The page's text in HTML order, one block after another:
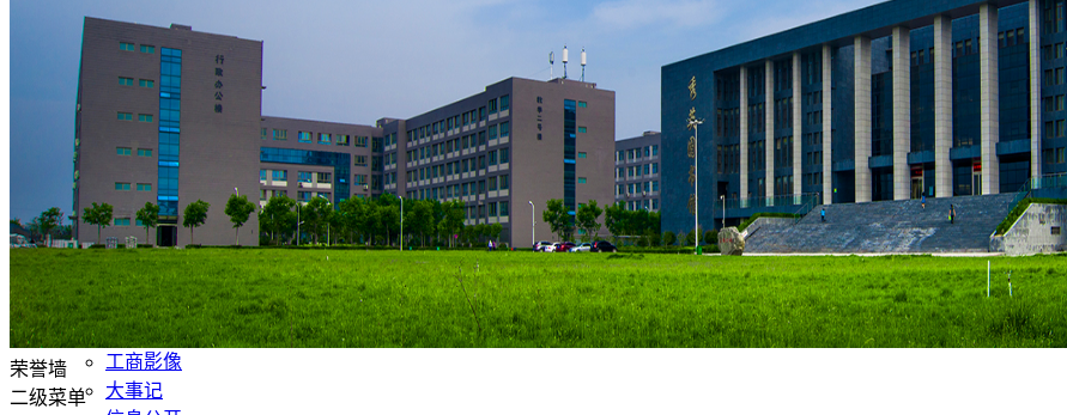
郑州工商学院是2016年经教育部批准设立的全日制民办普通本科高校。
学校简介
现任领导
校风校训
学校荣誉
荣誉墙
工商影像
大事记
荣誉墙
二级菜单